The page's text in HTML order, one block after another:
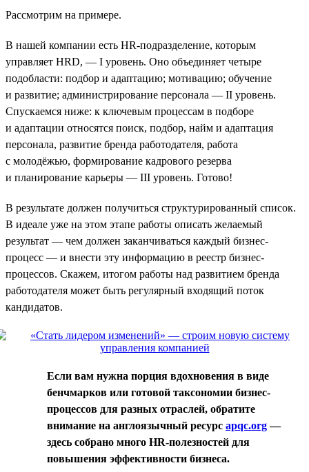
Рассмотрим на примере.
В нашей компании есть HR-подразделение, которым
управляет HRD, — I уровень. Оно объединяет четыре
подобласти: подбор и адаптацию; мотивацию; обучение
и развитие; администрирование персонала — II уровень.
Спускаемся ниже: к ключевым процессам в подборе
и адаптации относятся поиск, подбор, найм и адаптация
персонала, развитие бренда работодателя, работа
с молодёжью, формирование кадрового резерва
и планирование карьеры — III уровень. Готово!
В результате должен получиться структурированный список.
В идеале уже на этом этапе работы описать желаемый
результат — чем должен заканчиваться каждый бизнес-
процесс — и внести эту информацию в реестр бизнес-
процессов. Скажем, итогом работы над развитием бренда
работодателя может быть регулярный входящий поток
кандидатов.
Если вам нужна порция вдохновения в виде
бенчмарков или готовой таксономии бизнес-
процессов для разных отраслей, обратите
внимание на англоязычный ресурс apqc.org—
здесь собрано много HR-полезностей для
повышения эффективности бизнеса.